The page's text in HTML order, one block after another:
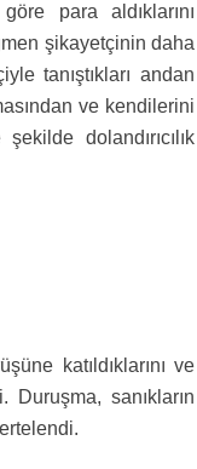
para aldıklarını
şikayetçinin daha
tanıştıkları andan
ve kendilerini
dolandırıcılık
katıldıklarını ve
Duruşma, sanıkların